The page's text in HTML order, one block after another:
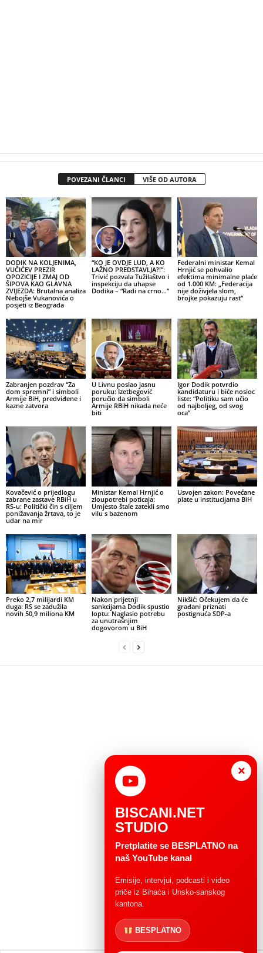
POVEZANI ČLANCI VIŠE OD AUTORA
DODIK NA KOLJENIMA,
VUČIĆEV PREZIR
OPOZICIJE I ZMAJ OD
ŠIPOVA KAO GLAVNA
ZVIJEZDA: Brutalna analiza
Nebojše Vukanovića o
posjeti iz Beograda
“KO JE OVDJE LUD, A KO
LAŽNO PREDSTAVLJA?!”:
Trivić pozvala Tužilaštvo i
inspekciju da uhapse
Dodika – “Radi na crno…”
Federalni ministar Kemal
Hrnjić se pohvalio
efektima minimalne plaće
od 1.000 KM: „Federacija
nije doživjela slom,
brojke pokazuju rast“
Zabranjen pozdrav “Za
dom spremni” i simboli
Armije BiH, predviđene i
kazne zatvora
U Livnu poslao jasnu
poruku: Izetbegović
poručio da simboli
Armije RBiH nikada neće
biti
Igor Dodik potvrdio
kandidaturu i biće nosioc
liste: “Politiku sam učio
od najboljeg, od svog
oca”
Kovačević o prijedlogu
zabrane zastave RBiH u
RS-u: Politički čin s ciljem
ponižavanja žrtava, to je
udar na mir
Ministar Kemal Hrnjić o
zloupotrebi poticaja:
Umjesto štale zatekli smo
vilu s bazenom
Usvojen zakon: Povećane
plate u institucijama BiH
Preko 2,7 milijardi KM
duga: RS se zadužila
novih 50,9 miliona KM
Nakon prijetnji
sankcijama Dodik spustio
loptu: Naglasio potrebu
za unutrašnjim
dogovorom u BiH
Nikšić: Očekujem da će
građani priznati
postignuća SDP-a
×
BISCANI.NET
STUDIO
Pretplatite se BESPLATNO na
naš YouTube kanal
Emisije, intervjui, podcasti i video
priče iz Bihaća i Unsko-sanskog
kantona.
BESPLATNO